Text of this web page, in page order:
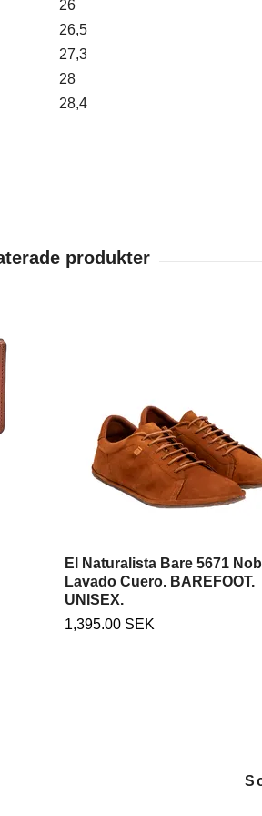
26
26,5
27,3
28
28,4
El Naturalista Bare 5671
Lavado Cuero. BAREFOOT.
UNISEX.
1,395.00 SEK